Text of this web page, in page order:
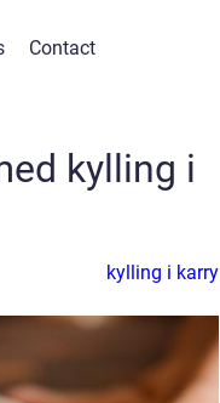
Contact
kylling i
kylling i karry